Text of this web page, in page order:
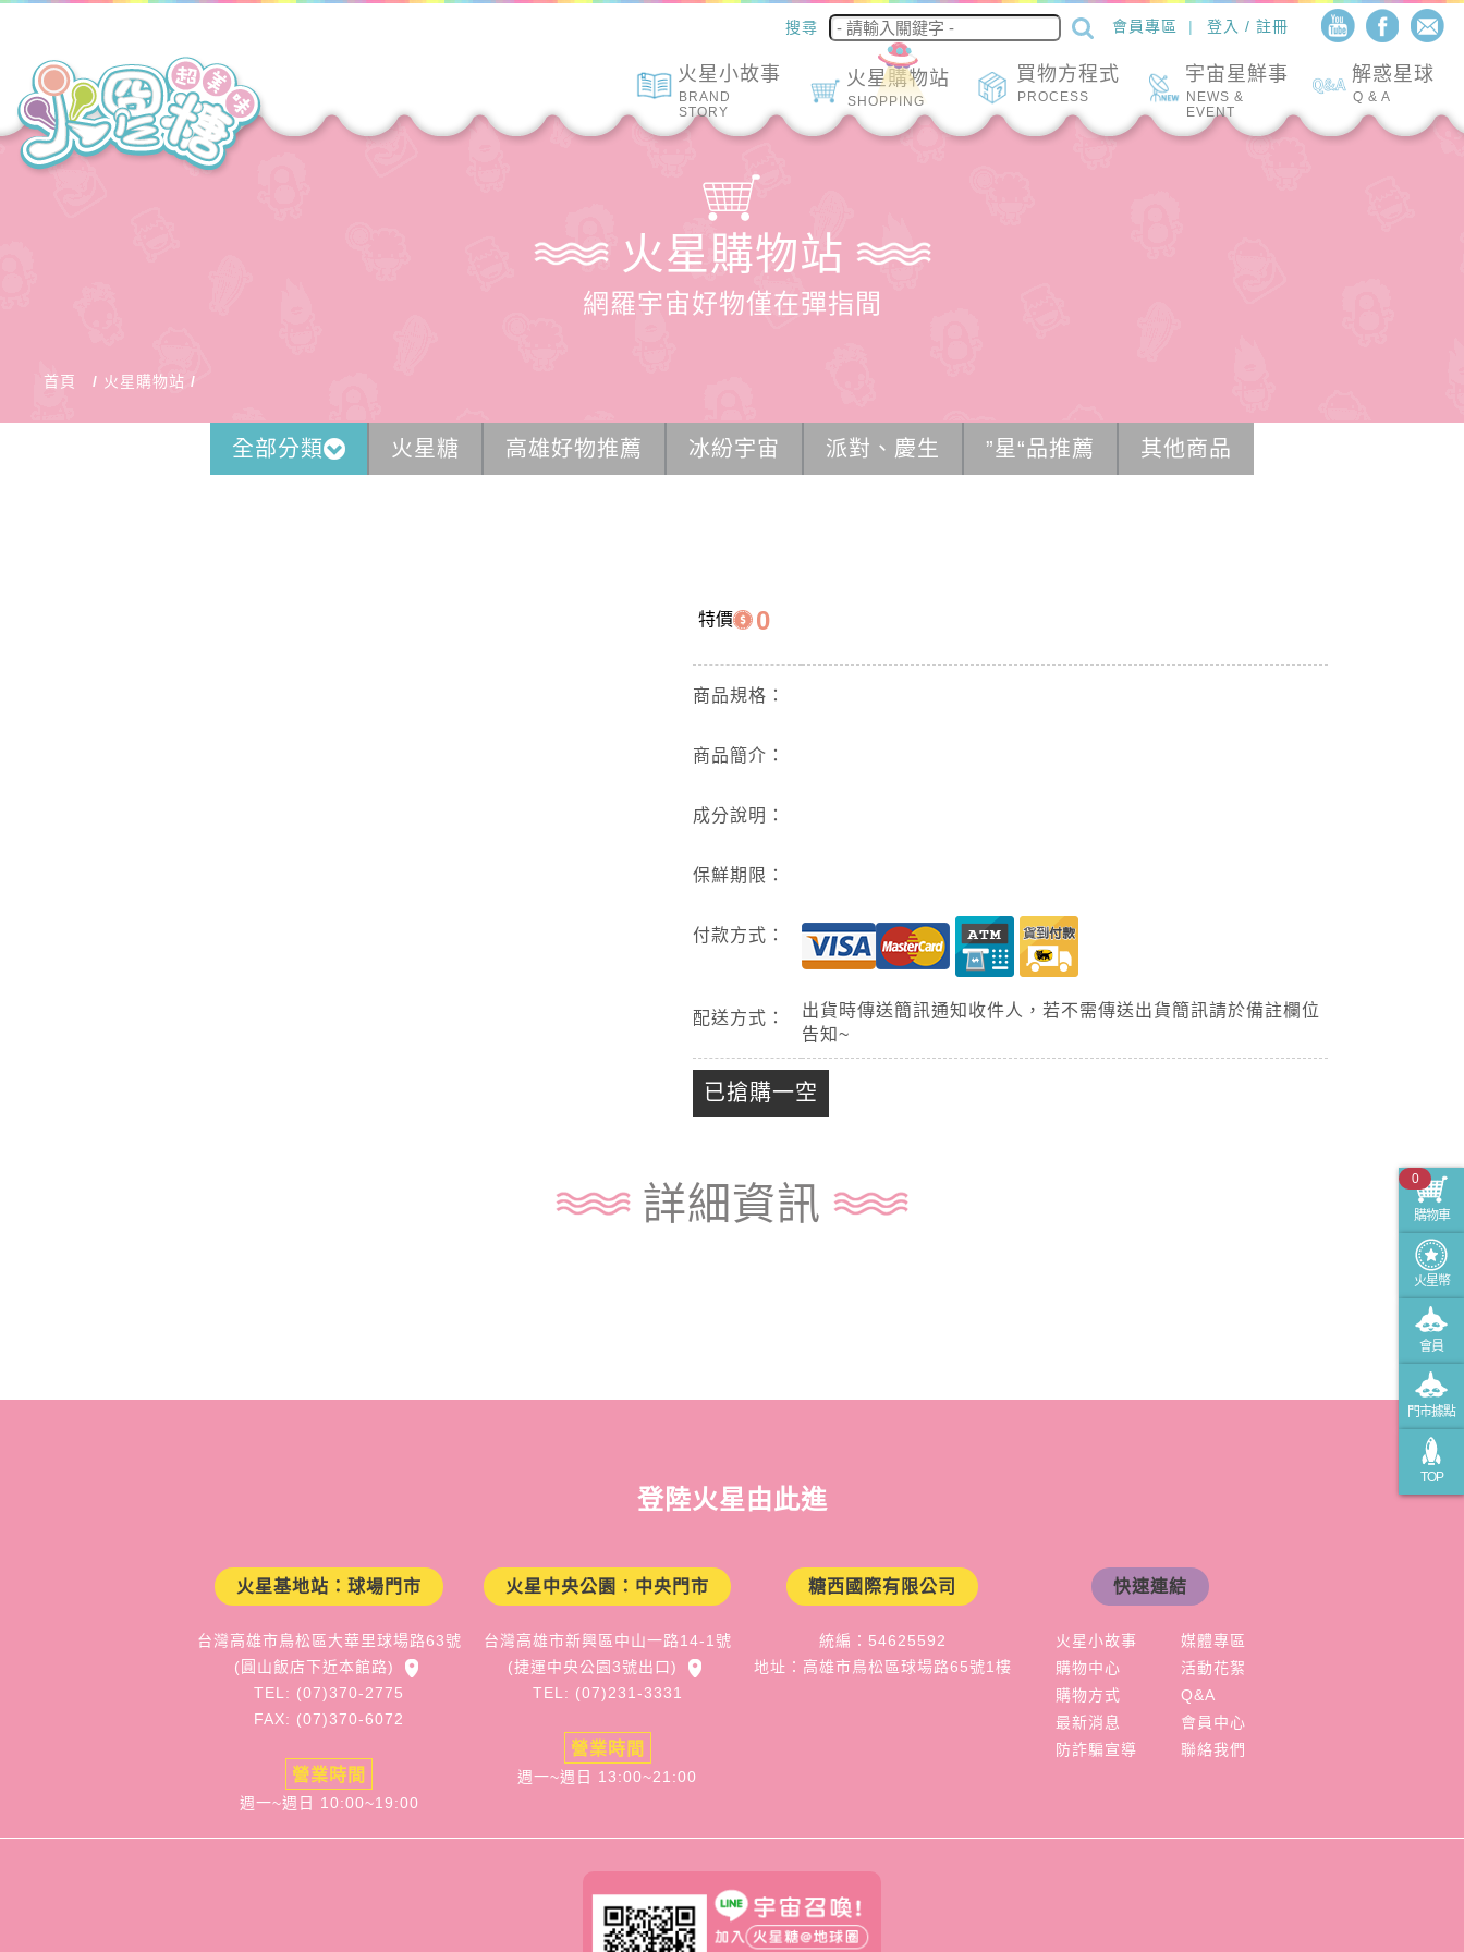
會員專區 登入 / 註冊
搜尋
解惑星球
Q & A
宇宙星鮮事
NEWS &
EVENT
買物方程式
PROCESS
火星購物站
SHOPPING
火星小故事
BRAND
STORY
火星購物站
網羅宇宙好物僅在彈指間
首頁 火星購物站
全部分類 火星糖 高雄好物推薦 冰紛宇宙 派對、慶生 ”星“品推薦 其他商品
特價 0
商品規格：
商品簡介：
成分說明：
保鮮期限：
付款方式：
配送方式：
出貨時傳送簡訊通知收件人，若不需傳送出貨簡訊請於備註欄位
告知~
已搶購一空
詳細資訊 購物車
0
火星幣
會員
門市據點
TOP
登陸火星由此進
火星基地站：球場門市
台灣高雄市鳥松區大華里球場路63號
(圓山飯店下近本館路)
TEL: (07)370-2775
FAX: (07)370-6072
營業時間
週一~週日 10:00~19:00
火星中央公園：中央門市
台灣高雄市新興區中山一路14-1號
(捷運中央公園3號出口)
TEL: (07)231-3331
營業時間
週一~週日 13:00~21:00
糖西國際有限公司
統編：54625592
地址：高雄市鳥松區球場路65號1樓
快速連結
火星小故事
購物中心
購物方式
最新消息
防詐騙宣導
媒體專區
活動花絮
Q&A
會員中心
聯絡我們